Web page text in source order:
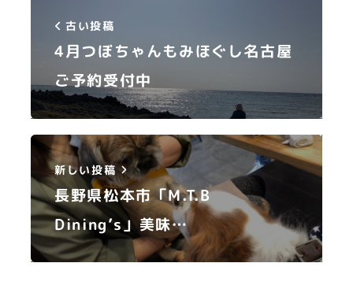
古い投稿
4月つぼちゃんもみほぐし名古屋
ご予約受付中
新しい投稿
長野県松本市「M.T.B
Dining’s」美味…